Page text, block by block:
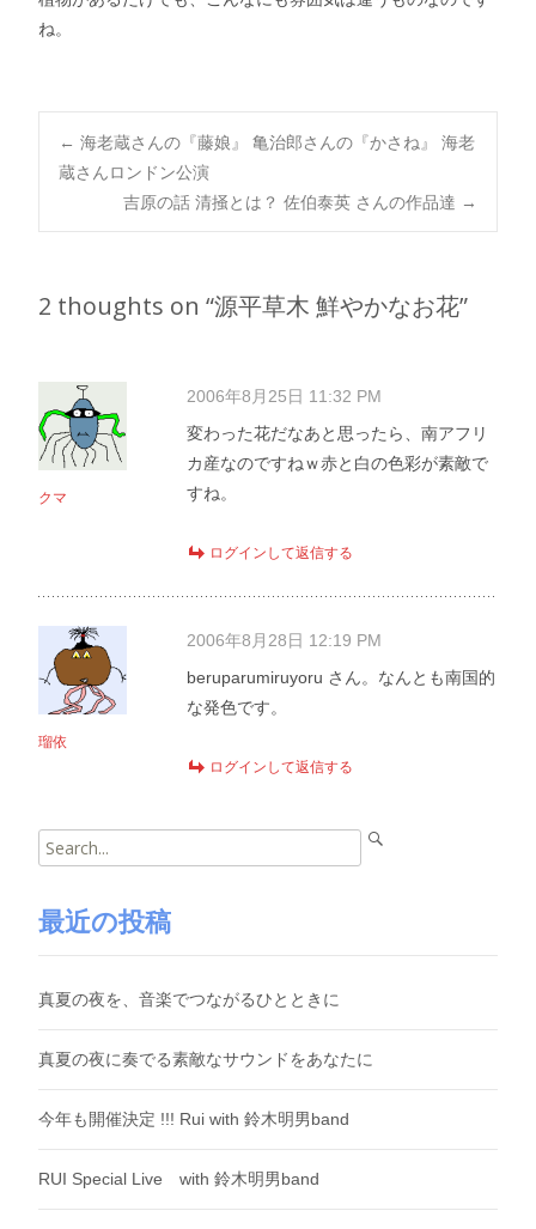
ね。
Post
navigation
← 海老蔵さんの『藤娘』 亀治郎さんの『かさね』 海老
蔵さんロンドン公演
吉原の話 清掻とは？ 佐伯泰英 さんの作品達 →
2 thoughts on “源平草木 鮮やかなお花”
クマ
2006年8月25日 11:32 PM
変わった花だなあと思ったら、南アフリ
カ産なのですねｗ赤と白の色彩が素敵で
すね。
ログインして返信する
瑠依
2006年8月28日 12:19 PM
beruparumiruyoru さん。なんとも南国的
な発色です。
ログインして返信する
Search
for:
最近の投稿
真夏の夜を、音楽でつながるひとときに
真夏の夜に奏でる素敵なサウンドをあなたに
今年も開催決定 !!! Rui with 鈴木明男band
RUI Special Live with 鈴木明男band